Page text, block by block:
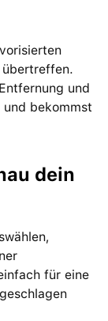
und
bekommst
dein
für eine